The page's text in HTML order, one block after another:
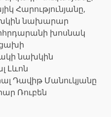
Հարությունյանը,
նախարար
խոսնակ
նախկին
Լևոն
Դավիթ Մանուկյանը
Ռուբեն